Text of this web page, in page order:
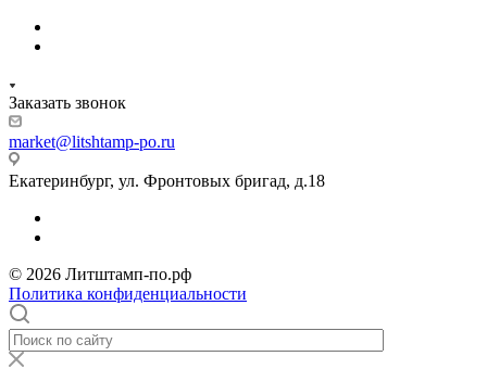
Заказать звонок
market@litshtamp-po.ru
Екатеринбург, ул. Фронтовых бригад, д.18
© 2026 Литштамп-по.рф
Политика конфиденциальности